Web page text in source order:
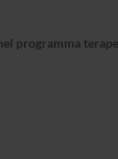
programma